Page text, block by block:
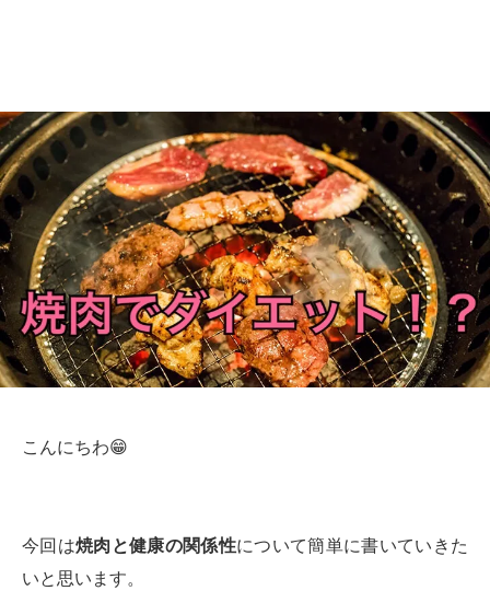
こんにちわ😁
今回は焼肉と健康の関係性について簡単に書いていきた
いと思います。